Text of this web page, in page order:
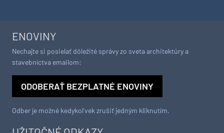
ENOVINY
Nechajte si posielať dôležité správy zo sveta architektúry a
stavebníctva emailom:
ODOBERAŤ BEZPLATNÉ ENOVINY
Odber je možné kedykoľvek zrušiť jedným kliknutím.